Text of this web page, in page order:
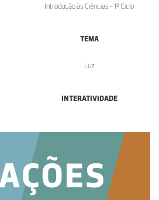
Introdução às Ciências - 1º Ciclo
TEMA
Luz
INTERATIVIDADE